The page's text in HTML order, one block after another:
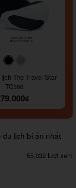
The Travel Star
TC360
lịch bí ẩn nhất
55,032 lượt xem